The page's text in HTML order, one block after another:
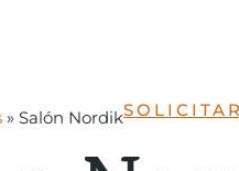
» Salón Nordik